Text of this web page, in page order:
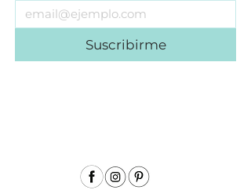
Suscribirme